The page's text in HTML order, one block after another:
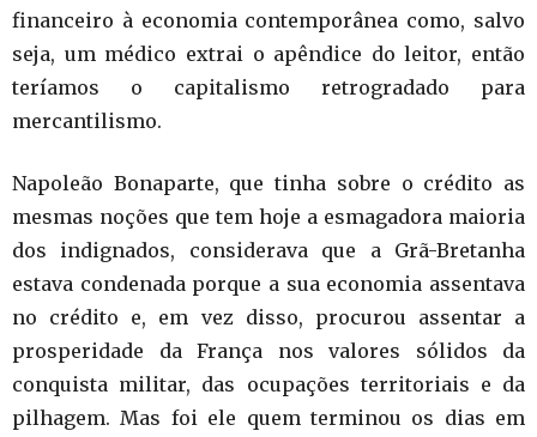
financeiro à economia contemporânea como, salvo
seja, um médico extrai o apêndice do leitor, então
teríamos o capitalismo retrogradado para
mercantilismo.
Napoleão Bonaparte, que tinha sobre o crédito as
mesmas noções que tem hoje a esmagadora maioria
dos indignados, considerava que a Grã-Bretanha
estava condenada porque a sua economia assentava
no crédito e, em vez disso, procurou assentar a
prosperidade da França nos valores sólidos da
conquista militar, das ocupações territoriais e da
pilhagem. Mas foi ele quem terminou os dias em